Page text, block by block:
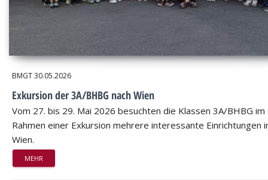
BMGT30.05.2026
Exkursion der 3A/BHBG nach Wien
Vom 27. bis 29. Mai 2026 besuchten die Klassen 3A/BHBG im
Rahmen einer Exkursion mehrere interessante Einrichtungen
Wien.
MEHR